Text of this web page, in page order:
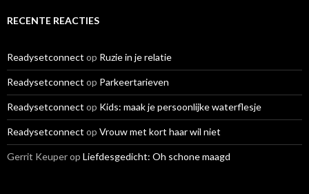
RECENTE REACTIES
Readysetconnect op Ruzie in je relatie
Readysetconnect op Parkeertarieven
Readysetconnect op Kids: maak je persoonlijke waterflesje
Readysetconnect op Vrouw met kort haar wil niet
Gerrit Keuperop Liefdesgedicht: Oh schone maagd